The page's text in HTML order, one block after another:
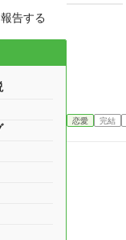
恋愛 完結
告する